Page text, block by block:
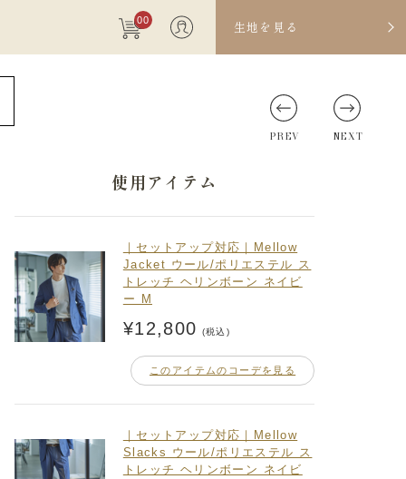
00 生地を見る
PREV NEXT
使用アイテム
｜セットアップ対応｜Mellow
Jacket ウール/ポリエステル ス
トレッチ ヘリンボーン ネイビ
ー M
¥12,800 (税込)
このアイテムのコーデを見る
｜セットアップ対応｜Mellow
Slacks ウール/ポリエステル ス
トレッチ ヘリンボーン ネイビ